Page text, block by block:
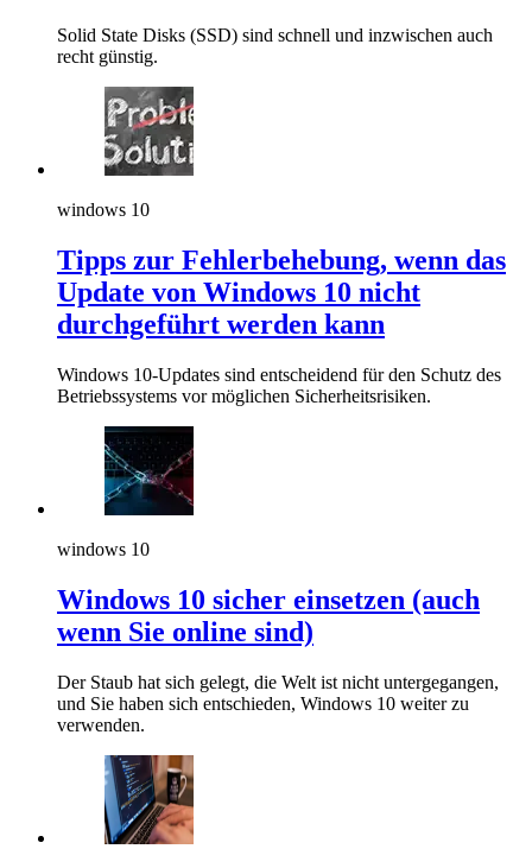
Solid State Disks (SSD) sind schnell und inzwischen auch
recht günstig.
windows 10
Tipps zur Fehlerbehebung, wenn das
Update von Windows 10 nicht
durchgeführt werden kann
Windows 10-Updates sind entscheidend für den Schutz des
Betriebssystems vor möglichen Sicherheitsrisiken.
windows 10
Windows 10 sicher einsetzen (auch
wenn Sie online sind)
Der Staub hat sich gelegt, die Welt ist nicht untergegangen,
und Sie haben sich entschieden, Windows 10 weiter zu
verwenden.